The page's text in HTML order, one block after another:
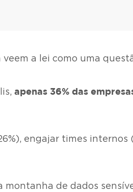
a lei como uma
apenas 36% das
engajar times
de dados